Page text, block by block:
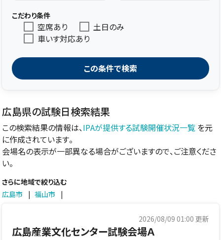
こだわり条件
空席あり
土日のみ
車いす対応あり
この条件で検索
広島県の試験日検索結果
この検索結果の情報は、IPAが提供する試験開催状況一覧を元
に作成されています。
会場名の表示が一部異なる場合がございますので、ご注意くださ
い。
さらに地域で絞り込む
広島市
| 福山市 |
2026/08/09 01:00 更新
広島産業文化センター試験会場Ａ